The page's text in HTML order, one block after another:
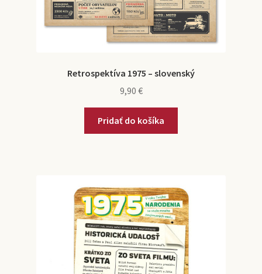
Retrospektíva 1975 – slovenský
9,90 €
Pridať do košíka